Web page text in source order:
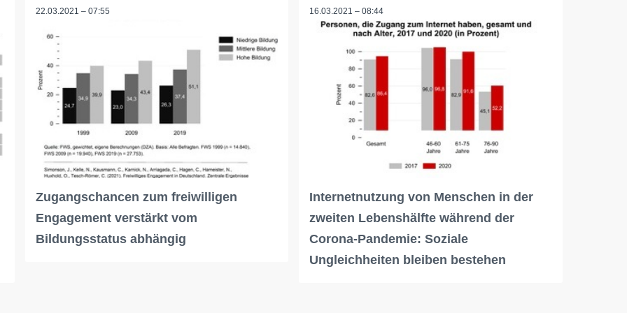
22.03.2021 – 07:55
Zugangschancen zum freiwilligen
Engagement verstärkt vom
Bildungsstatus abhängig
16.03.2021 – 08:44
Internetnutzung von Menschen in der
zweiten Lebenshälfte während der
Corona-Pandemie: Soziale
Ungleichheiten bleiben bestehen